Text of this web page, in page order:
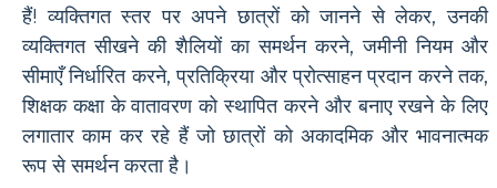
हैं! व्यक्तिगत स्तर पर अपने छात्रों को जानने से लेकर, उनकी
व्यक्तिगत सीखने की शैलियों का समर्थन करने, जमीनी नियम और
सीमाएँ निर्धारित करने, प्रतिक्रिया और प्रोत्साहन प्रदान करने तक,
शिक्षक कक्षा के वातावरण को स्थापित करने और बनाए रखने के लिए
लगातार काम कर रहे हैं जो छात्रों को अकादमिक और भावनात्मक
रूप से समर्थन करता है।